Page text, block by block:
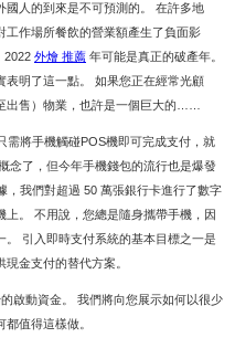
國人的到來是不可預測的。 在許多地
工作場所餐飲的營業額產生了負面影
2022 外燴 推薦 年可能是真正的破產年。
表明了這一點。 如果您正在經常光顧
出售）物業，也許是一個巨大的……
需將手機觸碰POS機即可完成支付，就
念了，但今年手機錢包的流行也是爆發
，我們對超過 50 萬張銀行卡進行了數字
。 不用說，您總是隨身攜帶手機，因
引入即時支付系統的基本目標之一是
金支付的替代方案。
啟動資金。 我們將向您展示如何以很少
值得這樣做。